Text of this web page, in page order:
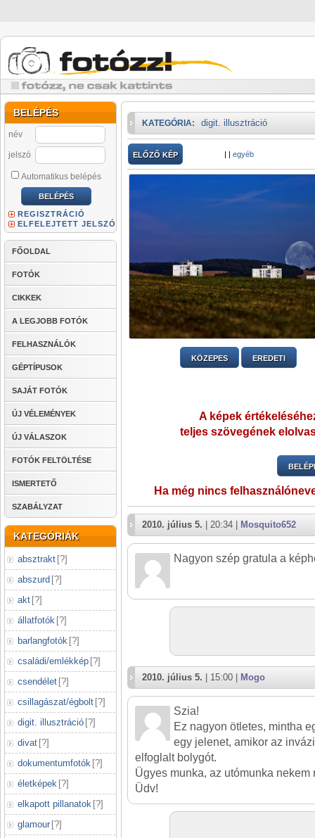
BELÉPÉS
név
jelszó
Automatikus belépés
REGISZTRÁCIÓ
ELFELEJTETT JELSZÓ
FŐOLDAL
FOTÓK
CIKKEK
A LEGJOBB FOTÓK
FELHASZNÁLÓK
GÉPTÍPUSOK
SAJÁT FOTÓK
ÚJ VÉLEMÉNYEK
ÚJ VÁLASZOK
FOTÓK FELTÖLTÉSE
ISMERTETŐ
SZABÁLYZAT
KATEGÓRIÁK
absztrakt [?]
abszurd [?]
akt [?]
állatfotók [?]
barlangfotók [?]
családi/emlékkép [?]
csendélet [?]
csillagászat/égbolt [?]
digit. illusztráció [?]
divat [?]
dokumentumfotók [?]
életképek [?]
elkapott pillanatok [?]
glamour [?]
KATEGÓRIA: digit. illusztráció
ELŐZŐ KÉP | | egyéb
KÖZEPES EREDETI
A képek
teljes szövegének
Ha még nincs
2010. július 5. | 20:34 | Mosquito652
Nagyon szép gratula a
2010. július 5. | 15:00 | Mogo
Szia!
Ez nagyon ötletes, mintha
egy jelenet, amikor az
elfoglalt bolygót.
Ügyes munka, az utómunka nekem
Üdv!